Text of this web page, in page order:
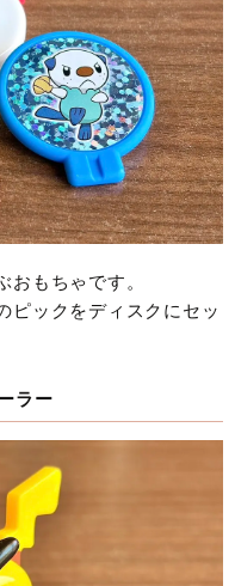
おもちゃです。
ピックをディスクにセッ
ラー